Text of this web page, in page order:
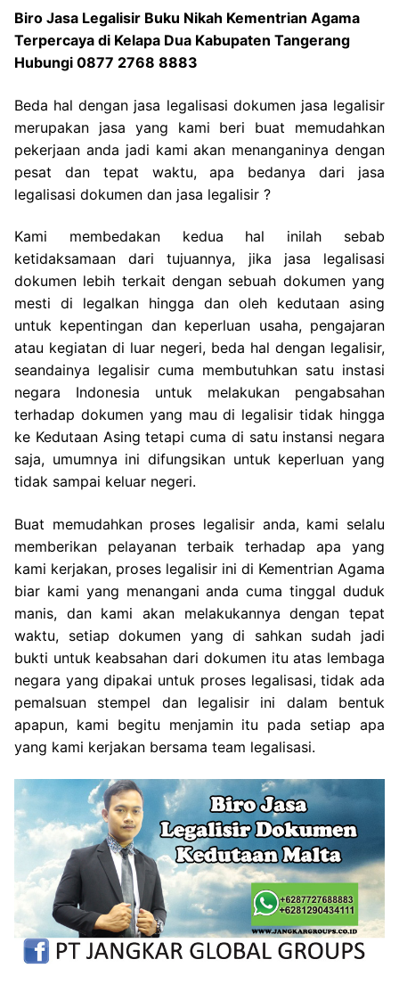
Biro Jasa Legalisir Buku Nikah Kementrian Agama
Terpercaya di Kelapa Dua Kabupaten Tangerang
Hubungi 0877 2768 8883
Beda hal dengan jasa legalisasi dokumen jasa legalisir
merupakan jasa yang kami beri buat memudahkan
pekerjaan anda jadi kami akan menanganinya dengan
pesat dan tepat waktu, apa bedanya dari jasa
legalisasi dokumen dan jasa legalisir ?
Kami membedakan kedua hal inilah sebab
ketidaksamaan dari tujuannya, jika jasa legalisasi
dokumen lebih terkait dengan sebuah dokumen yang
mesti di legalkan hingga dan oleh kedutaan asing
untuk kepentingan dan keperluan usaha, pengajaran
atau kegiatan di luar negeri, beda hal dengan legalisir,
seandainya legalisir cuma membutuhkan satu instasi
negara Indonesia untuk melakukan pengabsahan
terhadap dokumen yang mau di legalisir tidak hingga
ke Kedutaan Asing tetapi cuma di satu instansi negara
saja, umumnya ini difungsikan untuk keperluan yang
tidak sampai keluar negeri.
Buat memudahkan proses legalisir anda, kami selalu
memberikan pelayanan terbaik terhadap apa yang
kami kerjakan, proses legalisir ini di Kementrian Agama
biar kami yang menangani anda cuma tinggal duduk
manis, dan kami akan melakukannya dengan tepat
waktu, setiap dokumen yang di sahkan sudah jadi
bukti untuk keabsahan dari dokumen itu atas lembaga
negara yang dipakai untuk proses legalisasi, tidak ada
pemalsuan stempel dan legalisir ini dalam bentuk
apapun, kami begitu menjamin itu pada setiap apa
yang kami kerjakan bersama team legalisasi.